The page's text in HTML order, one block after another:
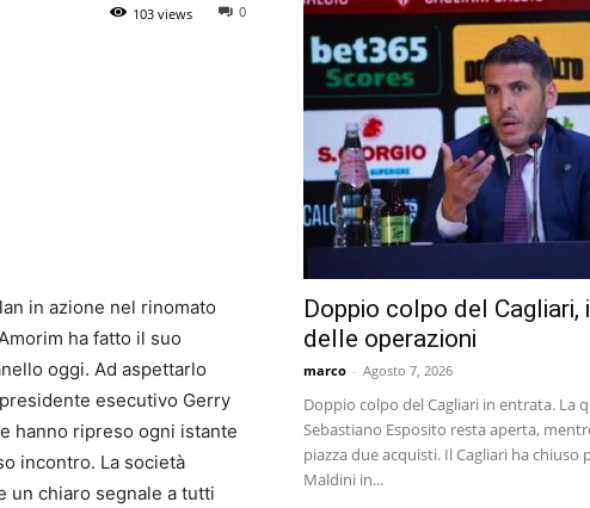
0
103 views
in azione nel rinomato
ha fatto il suo
oggi. Ad aspettarlo
esecutivo Gerry
hanno ripreso ogni istante
incontro. La società
un chiaro segnale a tutti
Doppio colpo del Cagliari,
delle operazioni
marco - Agosto 7, 2026
Doppio colpo del Cagliari in entrata. La
Sebastiano Esposito resta aperta,
piazza due acquisti. Il Cagliari ha chiuso
Maldini in...